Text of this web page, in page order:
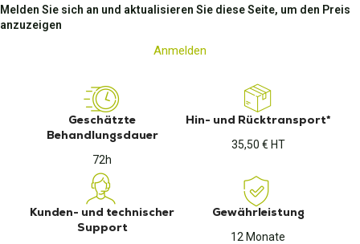
Melden Sie sich an und aktualisieren Sie diese Seite, um den Preis
anzuzeigen
Anmelden
Geschätzte
Behandlungsdauer
72h
Hin- und Rücktransport*
35,50 € HT
Kunden- und technischer
Support
Gewährleistung
12 Monate